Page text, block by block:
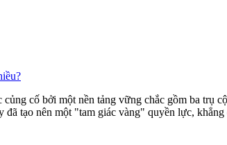
cố bởi một nền tảng vững chắc gồm ba trụ
tạo nên một "tam giác vàng" quyền lực,